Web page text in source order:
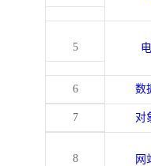
5
6 数
7 对
8 网